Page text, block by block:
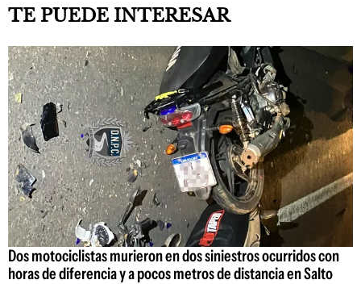
TE PUEDE INTERESAR
Dos motociclistas murieron en dos siniestros ocurridos con
horas de diferencia y a pocos metros de distancia en Salto